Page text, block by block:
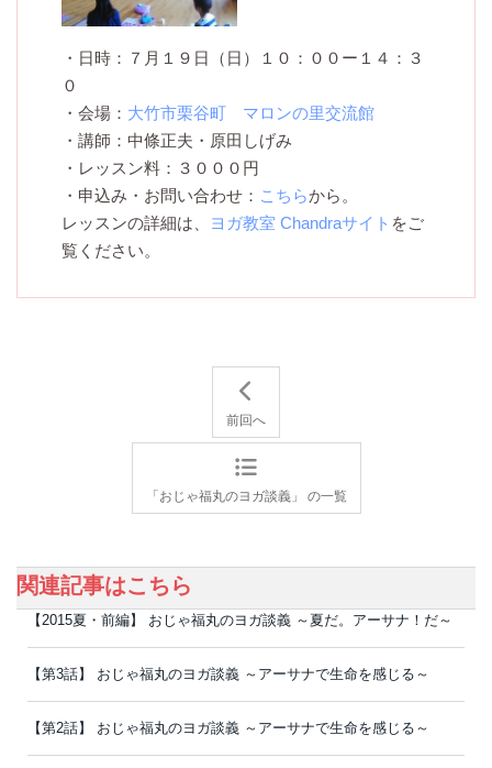
・日時：７月１９日（日）１０：００ー１４：３
０
・会場： 大竹市栗谷町 マロンの里交流館
・講師：中條正夫・原田しげみ
・レッスン料：３０００円
・申込み・お問い合わせ： こちらから。
レッスンの詳細は、
ヨガ教室 Chandraサイト をご
覧ください。
前回へ
「おじゃ福丸のヨガ談義」 の一覧
関連記事はこちら
【2015夏・前編】 おじゃ福丸のヨガ談義 ～夏だ。アーサナ！だ～
【第3話】 おじゃ福丸のヨガ談義 ～アーサナで生命を感じる～
【第2話】 おじゃ福丸のヨガ談義 ～アーサナで生命を感じる～